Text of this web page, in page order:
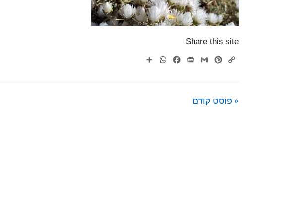
Share this site
Copy
Pinterest
Gmail
Print
Facebook
WhatsApp
« פוסט קודם